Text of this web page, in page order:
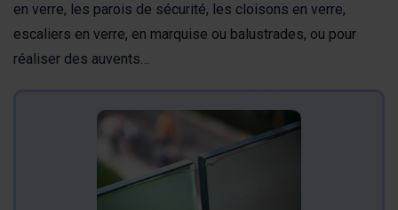
en verre, les parois de sécurité, les cloisons en verre,
escaliers en verre, en marquise ou balustrades, ou pour
réaliser des auvents…